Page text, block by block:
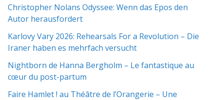
Christopher Nolans Odyssee: Wenn das Epos den
Autor herausfordert
Karlovy Vary 2026: Rehearsals For a Revolution – Die
Iraner haben es mehrfach versucht
Nightborn de Hanna Bergholm – Le fantastique au
cœur du post-partum
Faire Hamlet ! au Théâtre de l’Orangerie – Une